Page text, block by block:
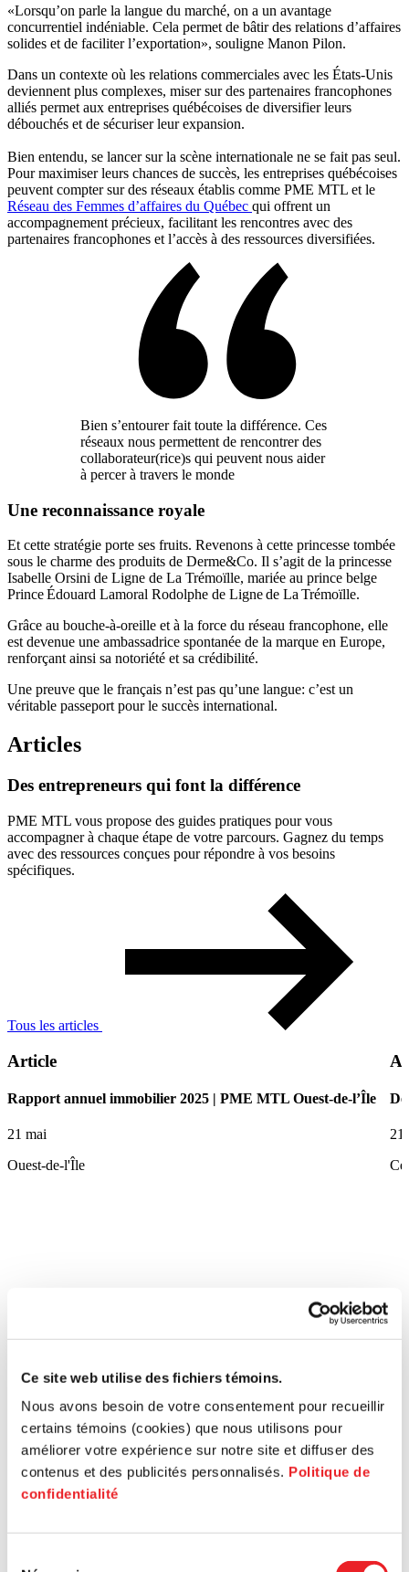
Ce site web utilise des fichiers témoins.
Nous avons besoin de votre consentement pour recueillir
certains témoins (cookies) que nous utilisons pour
améliorer votre expérience sur notre site et diffuser des
contenus et des publicités personnalisés. Politique de
confidentialité
«Lorsqu’on parle la langue du marché, on a un avantage
concurrentiel indéniable. Cela permet de bâtir des relations d’affaires
solides et de faciliter l’exportation», souligne Manon Pilon.
Dans un contexte où les relations commerciales avec les États-Unis
deviennent plus complexes, miser sur des partenaires francophones
alliés permet aux entreprises québécoises de diversifier leurs
débouchés et de sécuriser leur expansion.
Bien entendu, se lancer sur la scène internationale ne se fait pas seul.
Pour maximiser leurs chances de succès, les entreprises québécoises
peuvent compter sur des réseaux établis comme PME MTL et le
Réseau des Femmes d’affaires du Québec qui offrent un
accompagnement précieux, facilitant les rencontres avec des
partenaires francophones et l’accès à des ressources diversifiées.
Bien s’entourer fait toute la différence. Ces
réseaux nous permettent de rencontrer des
collaborateur(rice)s qui peuvent nous aider
à percer à travers le monde
Une reconnaissance royale
Et cette stratégie porte ses fruits. Revenons à cette princesse tombée
sous le charme des produits de Derme&Co. Il s’agit de la princesse
Isabelle Orsini de Ligne de La Trémoïlle, mariée au prince belge
Prince Édouard Lamoral Rodolphe de Ligne de La Trémoïlle.
Grâce au bouche-à-oreille et à la force du réseau francophone, elle
est devenue une ambassadrice spontanée de la marque en Europe,
renforçant ainsi sa notoriété et sa crédibilité.
Une preuve que le français n’est pas qu’une langue: c’est un
véritable passeport pour le succès international.
Articles
Des entrepreneurs qui font la différence
PME MTL vous propose des guides pratiques pour vous
accompagner à chaque étape de votre parcours. Gagnez du temps
avec des ressources conçues pour répondre à vos besoins
spécifiques.
Tous les articles
Article
Rapport annuel immobilier 2025 | PME MTL Ouest-de-l’Île
21 mai
Ouest-de-l'Île
21